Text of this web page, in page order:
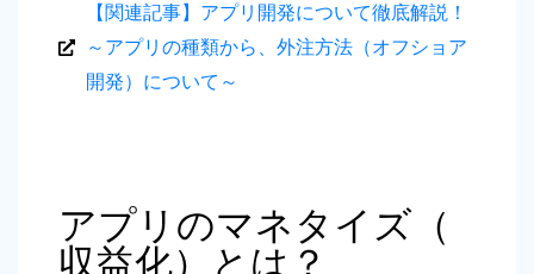
【関連記事】アプリ開発について徹底解説！
～アプリの種類から、外注方法（オフショア
開発）について～
アプリのマネタイズ（
収益化）とは？